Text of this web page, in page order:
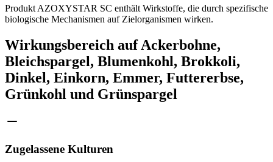
Produkt AZOXYSTAR SC enthält Wirkstoffe, die durch spezifische
biologische Mechanismen auf Zielorganismen wirken.
Wirkungsbereich auf Ackerbohne,
Bleichspargel, Blumenkohl, Brokkoli,
Dinkel, Einkorn, Emmer, Futtererbse,
Grünkohl und Grünspargel
Zugelassene Kulturen